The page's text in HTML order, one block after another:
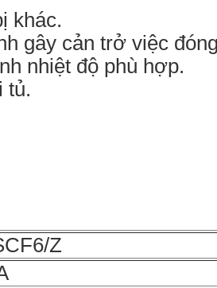
khác.
gây cản trở việc
nhiệt độ phù hợp.
tủ.
Z